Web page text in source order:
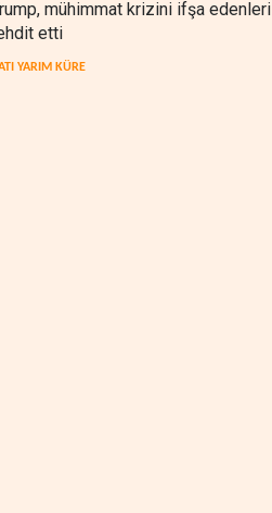
mühimmat krizini ifşa edenleri
etti
YARIM KÜRE